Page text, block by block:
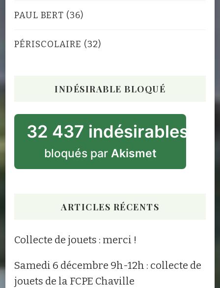
PAUL BERT (36)
PÉRISCOLAIRE (32)
INDÉSIRABLE BLOQUÉ
32 437 indésirables
bloqués par Akismet
ARTICLES RÉCENTS
Collecte de jouets : merci !
Samedi 6 décembre 9h-12h : collecte de
jouets de la FCPE Chaville